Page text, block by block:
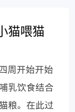
猫喂猫
周开始开始
乳饮食结合
粮。在此过